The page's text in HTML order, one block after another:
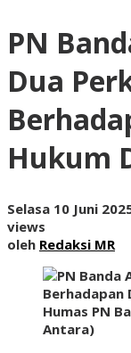
PN
Dua
Hukum
Selasa 10 Juni
views
oleh Redaksi MR
Humas PN
Antara)